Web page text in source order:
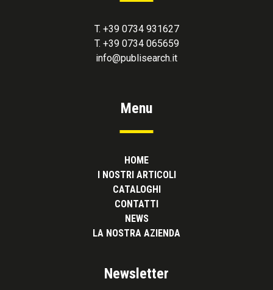
T. +39 0734 931627
T. +39 0734 065659
info@publisearch.it
Menu
HOME
I NOSTRI ARTICOLI
CATALOGHI
CONTATTI
NEWS
LA NOSTRA AZIENDA
Newsletter